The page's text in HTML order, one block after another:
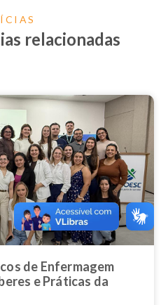
relacionadas
de Enfermagem
e Práticas da